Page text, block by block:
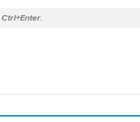
Ctrl+Enter.